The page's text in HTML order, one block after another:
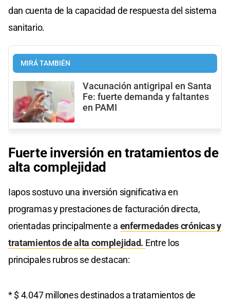
dan cuenta de la capacidad de respuesta del sistema
sanitario.
MIRÁ TAMBIÉN
Vacunación antigripal en Santa
Fe: fuerte demanda y faltantes
en PAMI
Fuerte inversión en tratamientos de
alta complejidad
Iapos sostuvo una inversión significativa en
programas y prestaciones de facturación directa,
orientadas principalmente a enfermedades crónicas y
tratamientos de alta complejidad. Entre los
principales rubros se destacan:
* $ 4.047 millones destinados a tratamientos de